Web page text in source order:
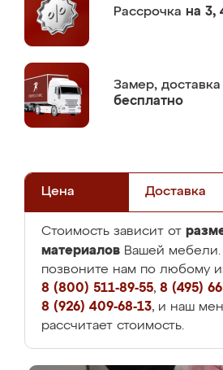
Рассрочка на 3,
Замер,
бесплатно
Цена Доставка
Стоимость зависит от
материалов Вашей мебели.
позвоните нам по любому
8 (800) 511-89-55, 8 (495)
8 (926) 409-68-13, и наш
рассчитает стоимость.